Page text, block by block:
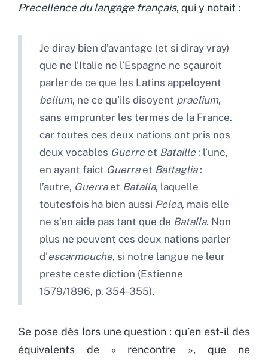
Precellence du langage français, qui y notait :
Je diray bien d’avantage (et si diray vray)
que ne l’Italie ne l’Espagne ne sçauroit
parler de ce que les Latins appeloyent
bellum, ne ce qu’ils disoyent praelium,
sans emprunter les termes de la France.
car toutes ces deux nations ont pris nos
deux vocables Guerre et Bataille : l’une,
en ayant faict Guerraet Battaglia:
l’autre, Guerra et Batalla, laquelle
toutesfois ha bien aussi Pelea, mais elle
ne s’en aide pas tant que de Batalla. Non
plus ne peuvent ces deux nations parler
d’escarmouche, si notre langue ne leur
preste ceste diction (Estienne
1579/1896, p. 354-355).
Se pose dès lors une question : qu’en est-il des
équivalents de « rencontre », que ne